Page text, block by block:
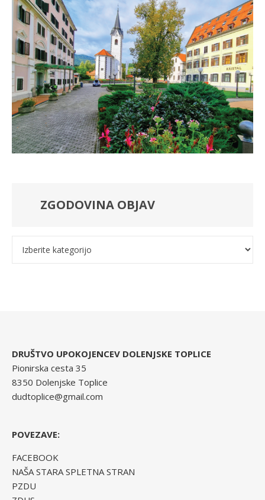
ZGODOVINA OBJAV
DRUŠTVO UPOKOJENCEV DOLENJSKE TOPLICE
Pionirska cesta 35
8350 Dolenjske Toplice
dudtoplice@gmail.com
POVEZAVE:
FACEBOOK
NAŠA STARA SPLETNA STRAN
PZDU